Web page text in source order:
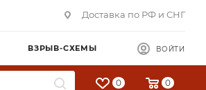
Доставка по РФ и СНГ
ВЗРЫВ-СХЕМЫ ВОЙТИ
0 0